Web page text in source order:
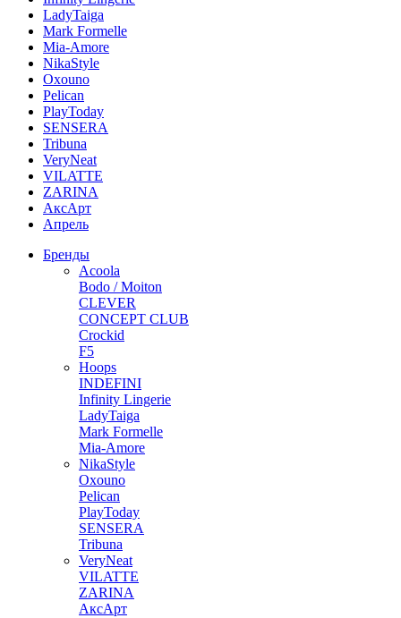
LadyTaiga
Mark Formelle
Mia-Amore
NikaStyle
Oxouno
Pelican
PlayToday
SENSERA
Tribuna
VeryNeat
VILATTE
ZARINA
АксАрт
Апрель
Бренды
Acoola
Bodo / Moiton
CLEVER
CONCEPT CLUB
Crockid
F5
Hoops
INDEFINI
Infinity Lingerie
LadyTaiga
Mark Formelle
Mia-Amore
NikaStyle
Oxouno
Pelican
PlayToday
SENSERA
Tribuna
VeryNeat
VILATTE
ZARINA
АксАрт